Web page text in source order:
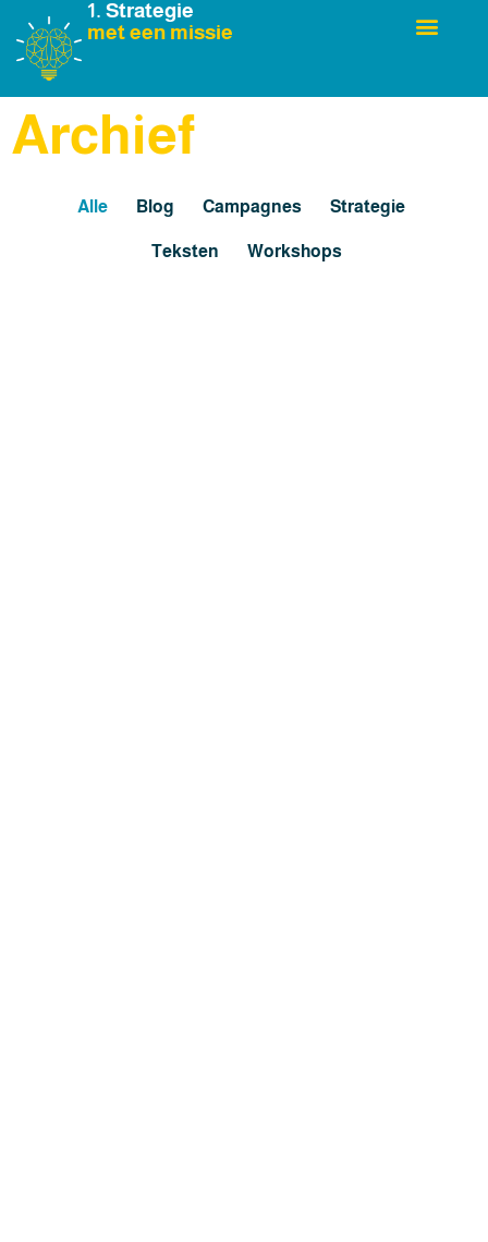
1. Strategie
met een missie
Archief
Alle Blog Campagnes Strategie
Teksten Workshops